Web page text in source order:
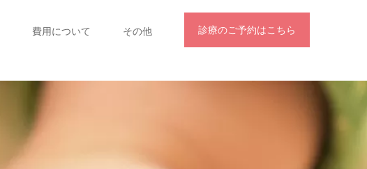
診療のご予約はこちら
費用について その他